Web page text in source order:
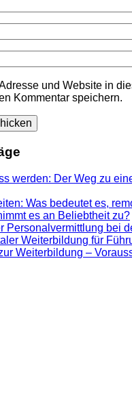
und Website in
Kommentar speichern.
werden: Der Weg zu
Was bedeutet es,
es an Beliebtheit zu?
Personalvermittlung bei
Weiterbildung für
Weiterbildung –